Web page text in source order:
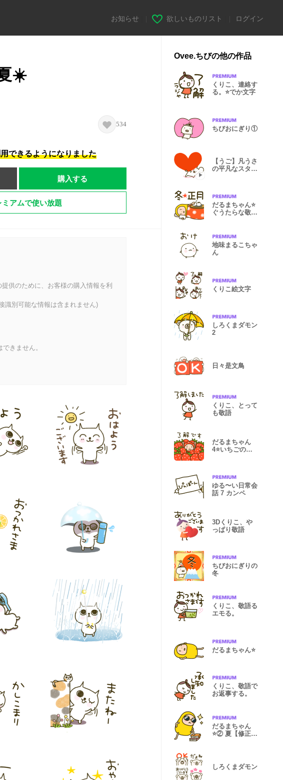
お知らせ 欲しいものリスト ログイン
☀️
534
できるようになりました
購入する
ミアムで使い放題
供のために、お客様の購入情報を利
識別可能な情報は含まれません)
きません。
Ovee.ちびの他の作品
くりこ、連絡す
る。⭐️でか文字
ちびおにぎり①
【うご】凡うさ
の平凡なスタン
だるまちゃん⭐️
ぐうたらな敬語
地味まるこちゃ
ん
くりこ絵文字
しろくまダモン
2
日々是文鳥
くりこ、とって
も敬語
だるまちゃん
4⭐️いちごのく
ゆる〜い日常会
話 7 カンペ
3Dくりこ、や
っぱり敬語
ちびおにぎりの
冬
くりこ、敬語る
エモる。
だるまちゃん⭐️
くりこ、敬語で
お返事する。
だるまちゃん
⭐️② 夏【修正
しろくまダモン